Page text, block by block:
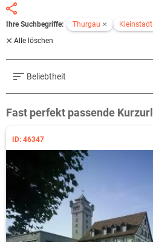
Ihre Suchbegriffe: Thurgau
Alle löschen
Beliebtheit
Fast perfekt passende
ID: 46347